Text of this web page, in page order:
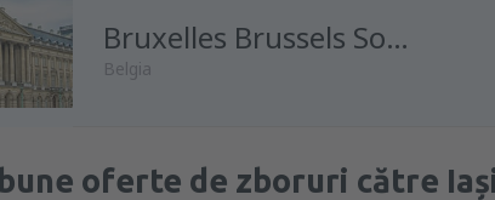
Bruxelles Brussels South Charleroi Airport
Belgia
oferte de zboruri către